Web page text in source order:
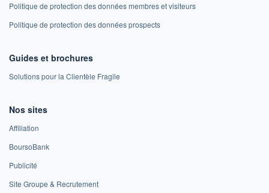
Politique de protection des données membres et visiteurs
Politique de protection des données prospects
Guides et brochures
Solutions pour la Clientèle Fragile
Nos sites
Affiliation
BoursoBank
Publicité
Site Groupe & Recrutement